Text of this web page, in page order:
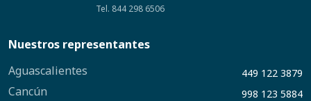
Tel. 844 298 6506
Nuestros representantes
Aguascalientes
449 122 3879
Cancún 998 123 5884